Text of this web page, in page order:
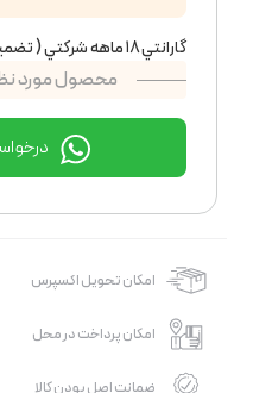
گارانتي ١٨ ماهه شركتي ( تضمين اصالت كالا ، رجيستر شده )
محصول مورد
امکان تحویل اکسپرس
امکان پرداخت در محل
ضمانت اصل بودن کالا